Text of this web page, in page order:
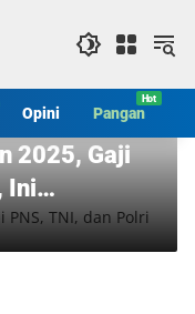
Opini Pangan
2025, Gaji
Ini
Pasokan Air